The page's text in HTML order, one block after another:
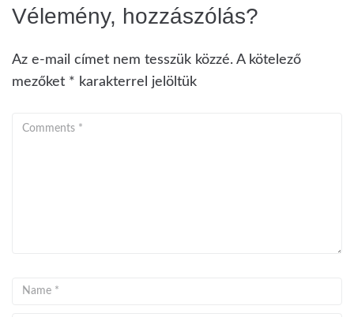
Vélemény, hozzászólás?
Az e-mail címet nem tesszük közzé. A kötelező
mezőket * karakterrel jelöltük